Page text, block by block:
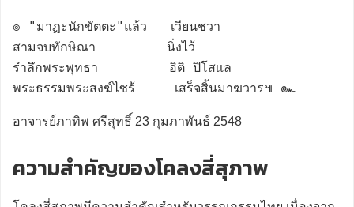
๏ "มาฏะนักขัตตะ"แล้ว   เวียนชวา
สามจบทักษิณา         นิ่งไว้
รำลึกพระพุทธา         อิติ ปิโสเเล
พระธรรมพระสงฆ์ไซร้     เสร็จสิ้นมาฆวาร๚ ๛
อาจารย์ภาทิพ ศรีสุทธิ์ 23 กุมภาพันธ์ 2548
ความสำคัญของโคลงสี่สุภาพ